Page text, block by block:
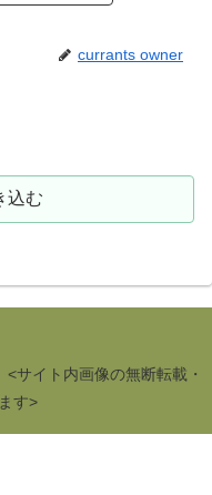
currants owner
込む
イト内画像の無断転載・
す>